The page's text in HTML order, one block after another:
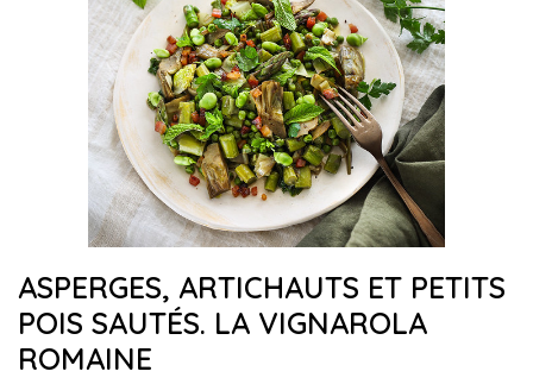
ASPERGES, ARTICHAUTS ET PETITS
POIS SAUTÉS. LA VIGNAROLA
ROMAINE